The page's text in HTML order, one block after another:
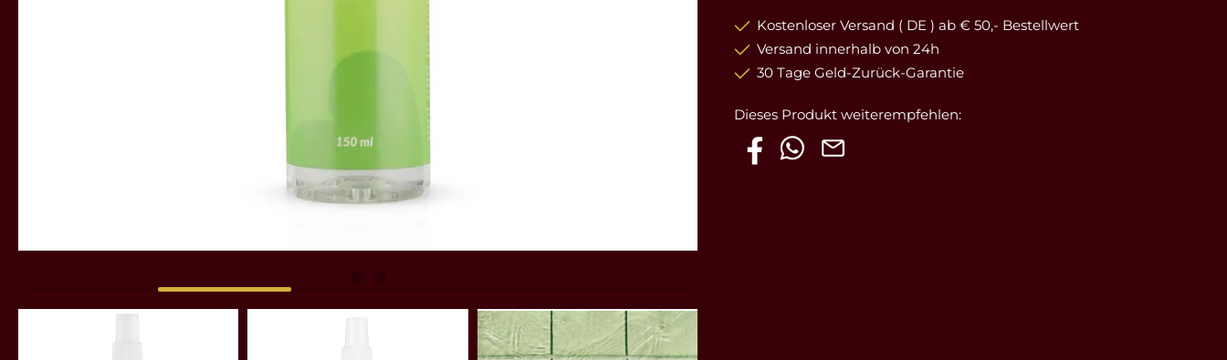
Kostenloser Versand ( DE ) ab € 50,- Bestellwert
Versand innerhalb von 24h
30 Tage Geld-Zurück-Garantie
Dieses Produkt weiterempfehlen: